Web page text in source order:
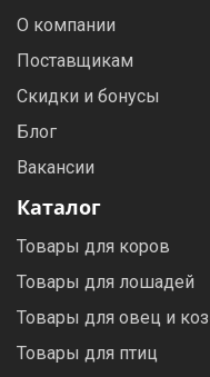
О компании
Поставщикам
Скидки и бонусы
Блог
Вакансии
Каталог
Товары для коров
Товары для лошадей
Товары для овец и коз
Товары для птиц